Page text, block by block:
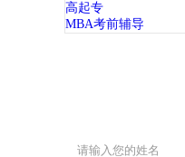
高起专
MBA考前辅导